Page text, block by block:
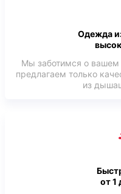
Одежда
Мы заботимся о вашем
предлагаем только
из
от 1